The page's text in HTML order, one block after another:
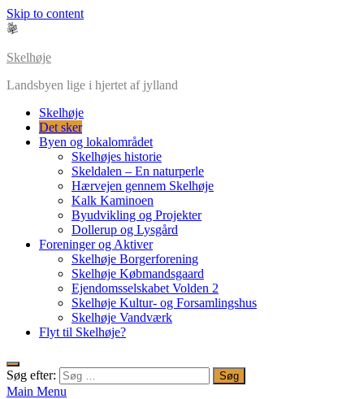
Skip to content
Skelhøje
Landsbyen lige i hjertet af jylland
Skelhøje
Det sker
Byen og lokalområdet
Skelhøjes historie
Skeldalen – En naturperle
Hærvejen gennem Skelhøje
Kalk Kaminoen
Byudvikling og Projekter
Dollerup og Lysgård
Foreninger og Aktiver
Skelhøje Borgerforening
Skelhøje Købmandsgaard
Ejendomsselskabet Volden 2
Skelhøje Kultur- og Forsamlingshus
Skelhøje Vandværk
Flyt til Skelhøje?
Søg efter:
Main Menu